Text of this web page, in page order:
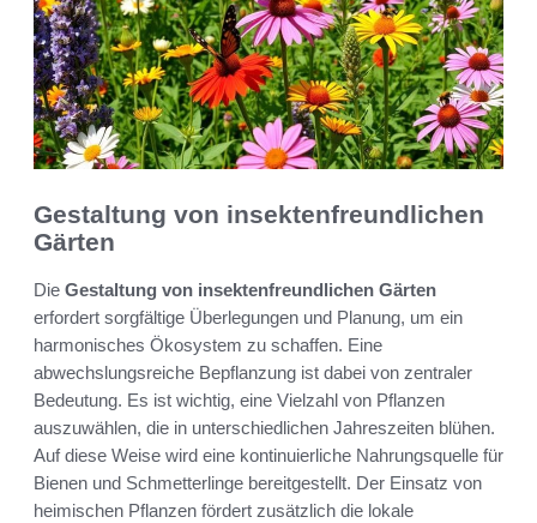
Gestaltung von insektenfreundlichen
Gärten
Die Gestaltung von insektenfreundlichen Gärten
erfordert sorgfältige Überlegungen und Planung, um ein
harmonisches Ökosystem zu schaffen. Eine
abwechslungsreiche Bepflanzung ist dabei von zentraler
Bedeutung. Es ist wichtig, eine Vielzahl von Pflanzen
auszuwählen, die in unterschiedlichen Jahreszeiten blühen.
Auf diese Weise wird eine kontinuierliche Nahrungsquelle für
Bienen und Schmetterlinge bereitgestellt. Der Einsatz von
heimischen Pflanzen fördert zusätzlich die lokale